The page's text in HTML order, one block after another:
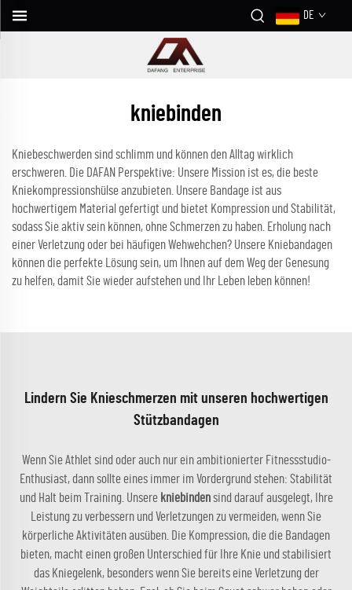
DE
kniebinden
Kniebeschwerden sind schlimm und können den Alltag wirklich
erschweren. Die DAFAN Perspektive: Unsere Mission ist es, die beste
Kniekompressionshülse anzubieten. Unsere Bandage ist aus
hochwertigem Material gefertigt und bietet Kompression und Stabilität,
sodass Sie aktiv sein können, ohne Schmerzen zu haben. Erholung nach
einer Verletzung oder bei häufigen Wehwehchen? Unsere Kniebandagen
können die perfekte Lösung sein, um Ihnen auf dem Weg der Genesung
zu helfen, damit Sie wieder aufstehen und Ihr Leben leben können!
Lindern Sie Knieschmerzen mit unseren hochwertigen
Stützbandagen
Wenn Sie Athlet sind oder auch nur ein ambitionierter Fitnessstudio-
Enthusiast, dann sollte eines immer im Vordergrund stehen: Stabilität
und Halt beim Training. Unsere kniebindensind darauf ausgelegt, Ihre
Leistung zu verbessern und Verletzungen zu vermeiden, wenn Sie
körperliche Aktivitäten ausüben. Die Kompression, die die Bandagen
bieten, macht einen großen Unterschied für Ihre Knie und stabilisiert
das Kniegelenk, besonders wenn Sie bereits eine Verletzung der